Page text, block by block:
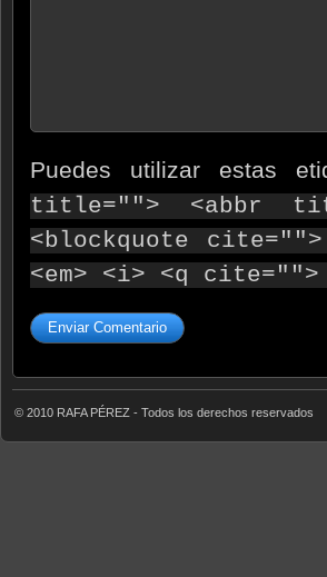
Puedes utilizar estas
title=""> <abbr
<blockquote
<em> <i> <q
© 2010 RAFA PÉREZ - Todos los derechos reservados